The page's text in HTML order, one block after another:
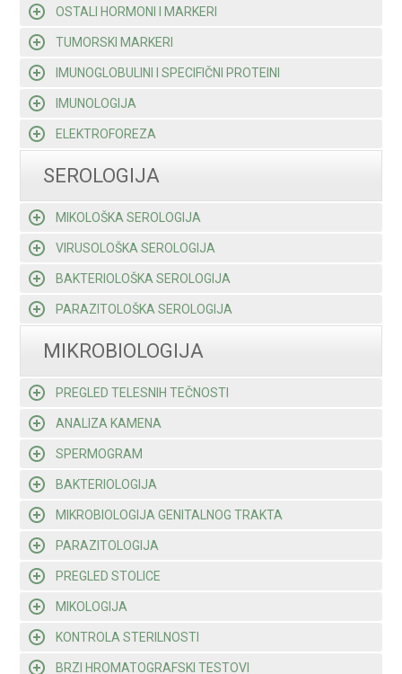
OSTALI HORMONI I MARKERI
TUMORSKI MARKERI
IMUNOGLOBULINI I SPECIFIČNI PROTEINI
IMUNOLOGIJA
ELEKTROFOREZA
SEROLOGIJA
MIKOLOŠKA SEROLOGIJA
VIRUSOLOŠKA SEROLOGIJA
BAKTERIOLOŠKA SEROLOGIJA
PARAZITOLOŠKA SEROLOGIJA
MIKROBIOLOGIJA
PREGLED TELESNIH TEČNOSTI
ANALIZA KAMENA
SPERMOGRAM
BAKTERIOLOGIJA
MIKROBIOLOGIJA GENITALNOG TRAKTA
PARAZITOLOGIJA
PREGLED STOLICE
MIKOLOGIJA
KONTROLA STERILNOSTI
BRZI HROMATOGRAFSKI TESTOVI